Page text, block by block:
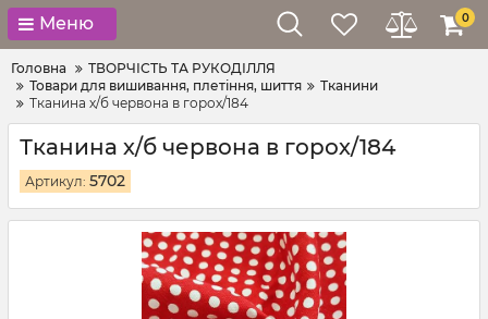
Меню 0
Головна
ТВОРЧІСТЬ ТА РУКОДІЛЛЯ
Товари для вишивання, плетіння, шиття
Тканини
Тканина х/б червона в горох/184
Тканина х/б червона в горох/184
Артикул: 5702